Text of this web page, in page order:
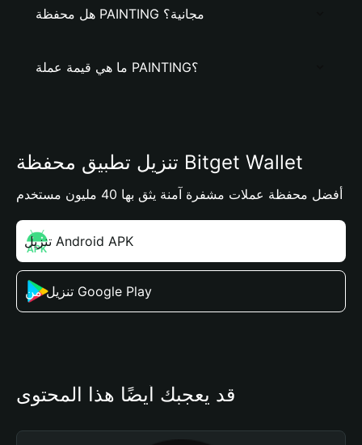
هل محفظة PAINTING مجانية؟
ما هي قيمة عملة PAINTING؟
تنزيل تطبيق محفظة Bitget Wallet
أفضل محفظة عملات مشفرة آمنة يثق بها 40 مليون مستخدم
تنزيل Android APK
تنزيل من Google Play
قد يعجبك أيضًا هذا المحتوى